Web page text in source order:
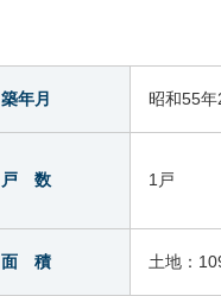
築年月 昭和55年
戸 数 1戸
面 積 土地：